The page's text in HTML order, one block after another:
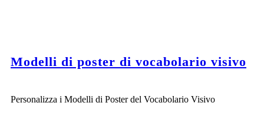
Modelli di poster di vocabolario visivo
Personalizza i Modelli di Poster del Vocabolario Visivo